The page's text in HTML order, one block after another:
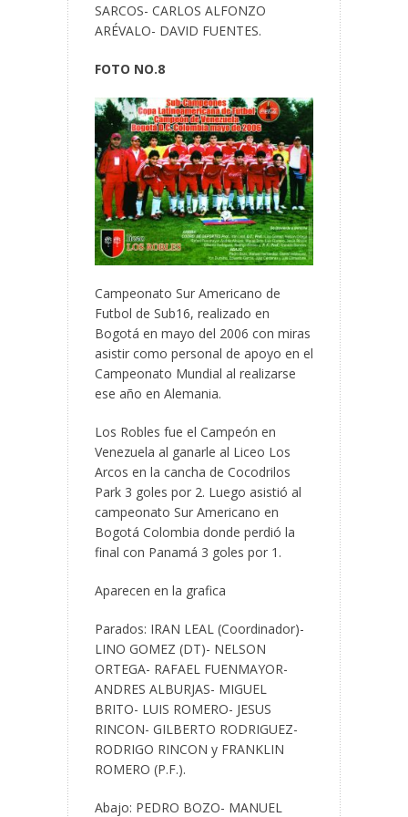
SARCOS- CARLOS ALFONZO
ARÉVALO- DAVID FUENTES.
FOTO NO.8
Campeonato Sur Americano de
Futbol de Sub16, realizado en
Bogotá en mayo del 2006 con miras
asistir como personal de apoyo en el
Campeonato Mundial al realizarse
ese año en Alemania.
Los Robles fue el Campeón en
Venezuela al ganarle al Liceo Los
Arcos en la cancha de Cocodrilos
Park 3 goles por 2. Luego asistió al
campeonato Sur Americano en
Bogotá Colombia donde perdió la
final con Panamá 3 goles por 1.
Aparecen en la grafica
Parados: IRAN LEAL (Coordinador)-
LINO GOMEZ (DT)- NELSON
ORTEGA- RAFAEL FUENMAYOR-
ANDRES ALBURJAS- MIGUEL
BRITO- LUIS ROMERO- JESUS
RINCON- GILBERTO RODRIGUEZ-
RODRIGO RINCON y FRANKLIN
ROMERO (P.F.).
Abajo: PEDRO BOZO- MANUEL